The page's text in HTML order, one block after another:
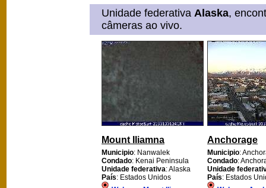
Unidade federativa Alaska,
câmeras ao vivo.
Mount Iliamna
Municipio: Nanwalek
Condado: Kenai Peninsula
Unidade federativa: Alaska
País: Estados Unidos
Anchorage
Municipio:
Condado:
Unidade
País: Estados